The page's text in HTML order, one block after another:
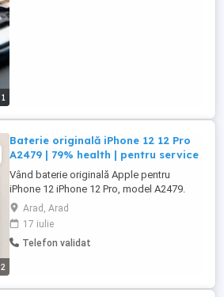
1
2
Baterie originală iPhone 12 12 Pro
A2479 | 79% health | pentru service
Vând baterie originală Apple pentru
iPhone 12 iPhone 12 Pro, model A2479.
Bateria este folosită, scoasă dintr-un
iPhone 12. La momentul demontării avea
79% Battery Health. Este potrivită în
special pentru service-uri GSM care
Compatibilă ...
Arad, Arad
17 iulie
Telefon validat